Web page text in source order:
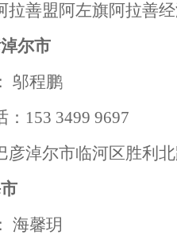
拉善盟阿左旗阿拉善
尔市
邬程鹏
153 3499 9697
彦淖尔市临河区胜利
海馨玥